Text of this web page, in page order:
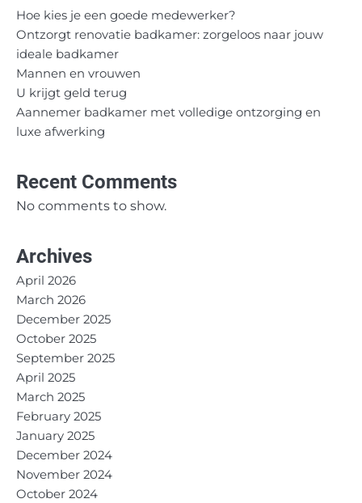
Hoe kies je een goede medewerker?
Ontzorgt renovatie badkamer: zorgeloos naar jouw
ideale badkamer
Mannen en vrouwen
U krijgt geld terug
Aannemer badkamer met volledige ontzorging en
luxe afwerking
Recent Comments
No comments to show.
Archives
April 2026
March 2026
December 2025
October 2025
September 2025
April 2025
March 2025
February 2025
January 2025
December 2024
November 2024
October 2024